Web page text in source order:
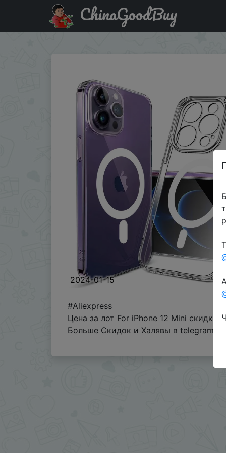
Придбати по знижці Clear Magnetic Phone Case for
ChinaGoodBuy
2024-01-15
#Aliexpress
Цена за лот For iPhone 12 Mini скидка
Больше Скидок и Халявы в telegram